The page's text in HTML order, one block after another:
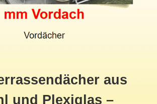
aus
und Plexiglas –